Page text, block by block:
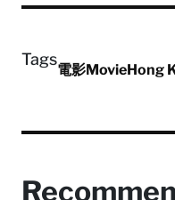
Tags
電影MovieHong